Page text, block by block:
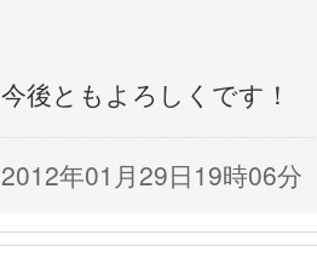
今後ともよろしくです！
2012年01月29日19時06分